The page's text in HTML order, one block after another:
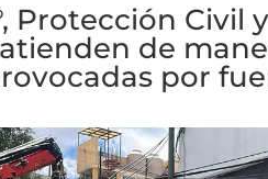
Protección Civil
de
por